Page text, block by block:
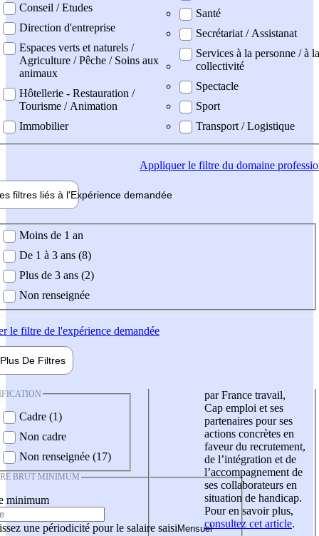
Conseil / Etudes
Direction d'entreprise
Espaces verts et naturels /
Agriculture / Pêche / Soins aux
animaux
Hôtellerie - Restauration /
Tourisme / Animation
Immobilier
Santé
Secrétariat / Assistanat
Services à la personne / à la
collectivité
Spectacle
Sport
Transport / Logistique
Appliquerle filtre du domaine
filtres liés à l'Expérience demandée
demandée
Moins de 1 an
De 1 à 3 ans (8)
Plus de 3 ans (2)
Non renseignée
le filtre de l'expérience demandée
Plus De Filtres
Cadre (1)
Non cadre
Non renseignée (17)
BRUT MINIMUM
minimum
une périodicité pour le salaire saisi
par France travail,
Cap emploi et ses
partenaires pour ses
actions concrètes en
faveur du recrutement,
de l’intégration et de
l’accompagnement de
ses collaborateurs en
situation de handicap.
Pour en savoir plus,
consultez cet article.